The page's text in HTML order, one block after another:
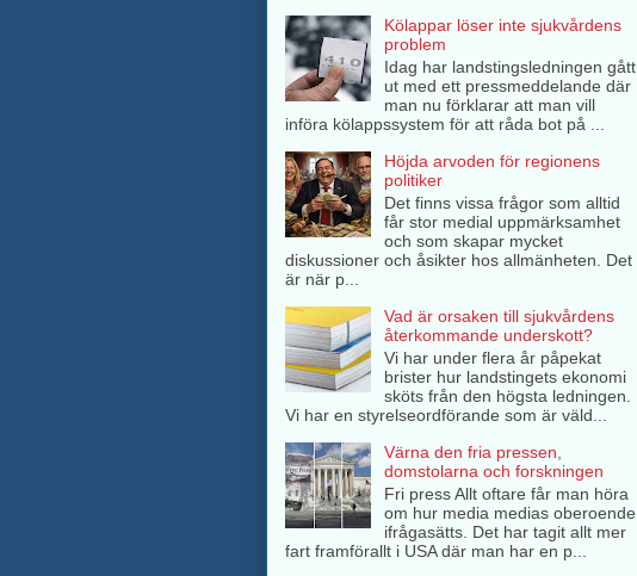
Kölappar löser inte sjukvårdens
problem
Idag har landstingsledningen gått
ut med ett pressmeddelande där
man nu förklarar att man vill
införa kölappssystem för att råda bot på ...
Höjda arvoden för regionens
politiker
Det finns vissa frågor som alltid
får stor medial uppmärksamhet
och som skapar mycket
diskussioner och åsikter hos allmänheten. Det
är när p...
Vad är orsaken till sjukvårdens
återkommande underskott?
Vi har under flera år påpekat
brister hur landstingets ekonomi
sköts från den högsta ledningen.
Vi har en styrelseordförande som är väld...
Värna den fria pressen,
domstolarna och forskningen
Fri press Allt oftare får man höra
om hur media medias oberoende
ifrågasätts. Det har tagit allt mer
fart framförallt i USA där man har en p...